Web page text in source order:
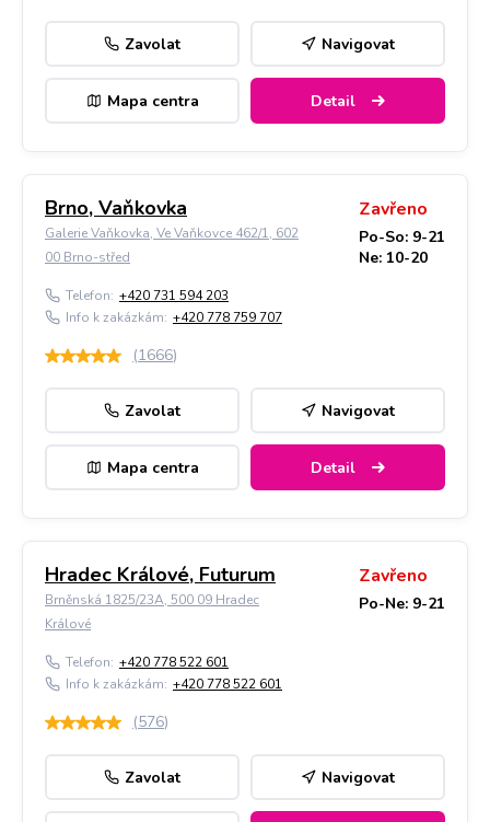
Zavolat Navigovat
Mapa centra Detail
Brno, Vaňkovka
Galerie Vaňkovka, Ve Vaňkovce 462/1, 602
00 Brno-střed
Zavřeno
Po-So: 9-21
Ne: 10-20
Telefon: +420 731 594 203
Info k zakázkám: +420 778 759 707
(1666)
Zavolat Navigovat
Mapa centra Detail
Hradec Králové, Futurum
Brněnská 1825/23A, 500 09 Hradec
Králové
Zavřeno
Po-Ne: 9-21
Telefon: +420 778 522 601
Info k zakázkám: +420 778 522 601
(576)
Zavolat Navigovat